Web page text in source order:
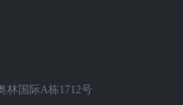
林国际A栋1712号